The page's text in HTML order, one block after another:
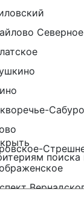
Северное
поиска